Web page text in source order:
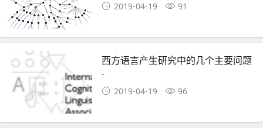
2019-04-19 91
西方语言产生研究中的几个主要问题
-
2019-04-19 96